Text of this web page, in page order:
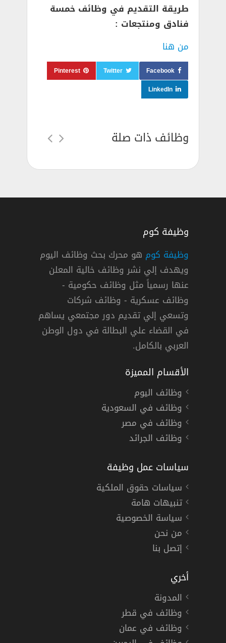
طريقة التقديم في وظائف خمسة
فنادق ومنتجعات :
من هنا
Facebook
Twitter
Pinterest
LinkedIn
وظائف ذات صلة
بنك في دبي وابوظبي لعدة تخصصات
أبوظبي
دوام كامل
وظيفة كوم
وظيفة كوم هو محرك بحث وظائف اليوم
ويهدف إلي نشر وظائف خالية المعلن
عنها رسمياً مثل وظائف حكومية -
وظائف عسكرية - وظائف شركات
وتسعي إلي تقديم دور مجتمعي يساهم
في القضاء علي البطالة في دول الوطن
العربي بالكامل.
الأقسام المميزة
وظائف اليوم
وظائف في السعودية
وظائف في مصر
وظائف الجرائد
سياسات عمل وظيفة
سياسات حقوق الملكية
تنبيهات هامة
سياسة الخصوصية
من نحن
إتصل بنا
أخري
المدونة
وظائف في قطر
وظائف في عمان